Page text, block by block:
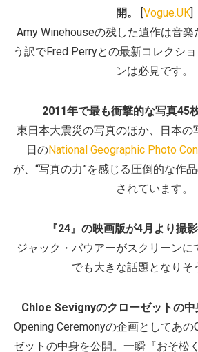
開。
[Vogue.UK]
Amy Winehouseの残した遺作は音
う訳でFred Perryとの最新コレクシ
ンは必見です。
2011年で最も衝撃的な写真45枚
東日本大震災の写真のほか、日本の
日のNational Geographic Photo
が、“写真の力”を感じる圧倒的な作
されています。
『24』の映画版が4月より撮影
ジャック・バウアーがスクリーンに
でも大きな話題となりそ
Chloe Sevignyのクローゼットの中
Opening Ceremonyの企画としてあの
ゼットの中身を公開。一瞬『おそ松